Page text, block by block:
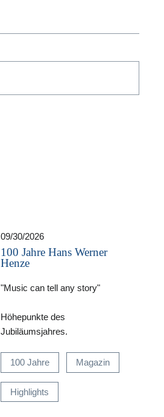
09/30/2026
100 Jahre Hans Werner
Henze
"Music can tell any story"
Höhepunkte des
Jubiläumsjahres.
100 Jahre Magazin
Highlights